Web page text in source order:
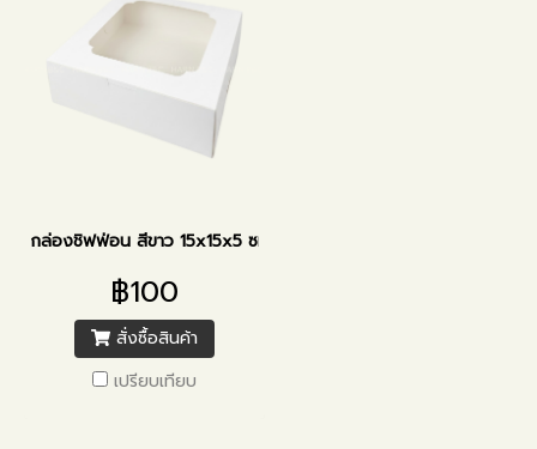
กล่องชิฟฟ่อน สีขาว 15x15x5 ซม.
฿100
สั่งซื้อสินค้า
เปรียบเทียบ